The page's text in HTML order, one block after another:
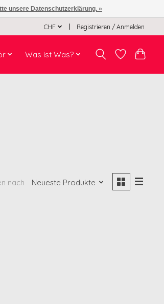
CHF Registrieren / Anmelden
Was ist Was?
nach Neueste Produkte
unsere Datenschutzerklärung. »